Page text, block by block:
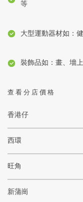
等
大型運動器材如：
裝飾品如：畫、墻
查看分店價格
香港仔
西環
旺角
新蒲崗